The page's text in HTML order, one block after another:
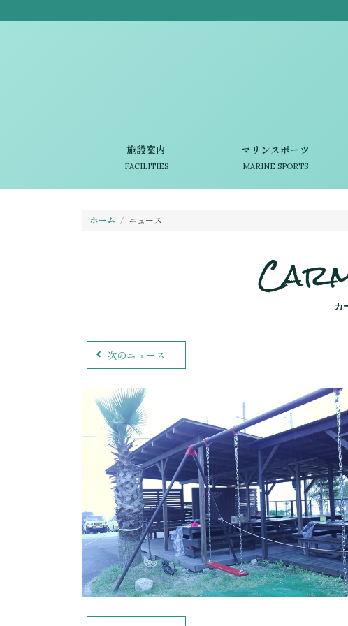
施設案内
FACILITIES
マリンスポーツ
MARINE SPORTS
ホーム ニュース
カ
次のニュース